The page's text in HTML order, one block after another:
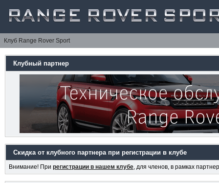
Клуб Range Rover Sport
Клубный партнер
Скидка от клубного партнера при регистрации в клубе
Внимание! При регистрации в нашем клубе, для членов, в рамках